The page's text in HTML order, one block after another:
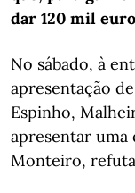
dar 120 mil
No sábado, à
apresentação
Espinho,
apresentar
Monteiro,